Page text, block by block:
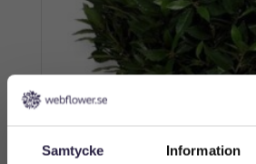
Samtycke Information